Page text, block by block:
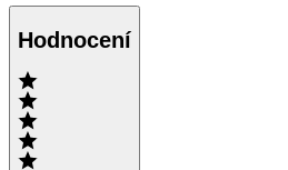
Hodnocení